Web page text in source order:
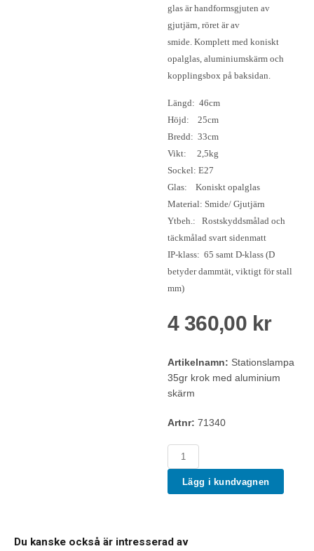
glas är handformsgjuten av
gjutjärn, röret är av
smide. Komplett med koniskt
opalglas, aluminiumskärm och
kopplingsbox på baksidan.
Längd: 46cm
Höjd: 25cm
Bredd: 33cm
Vikt: 2,5kg
Sockel: E27
Glas: Koniskt opalglas
Material: Smide/ Gjutjärn
Ytbeh.: Rostskyddsmålad och
täckmålad svart sidenmatt
IP-klass: 65 samt D-klass (D
betyder dammtät, viktigt för stall
mm)
4 360,00 kr
Artikelnamn: Stationslampa
35gr krok med aluminium
skärm
Artnr: 71340
Lägg i kundvagnen
Du kanske också är intresserad av